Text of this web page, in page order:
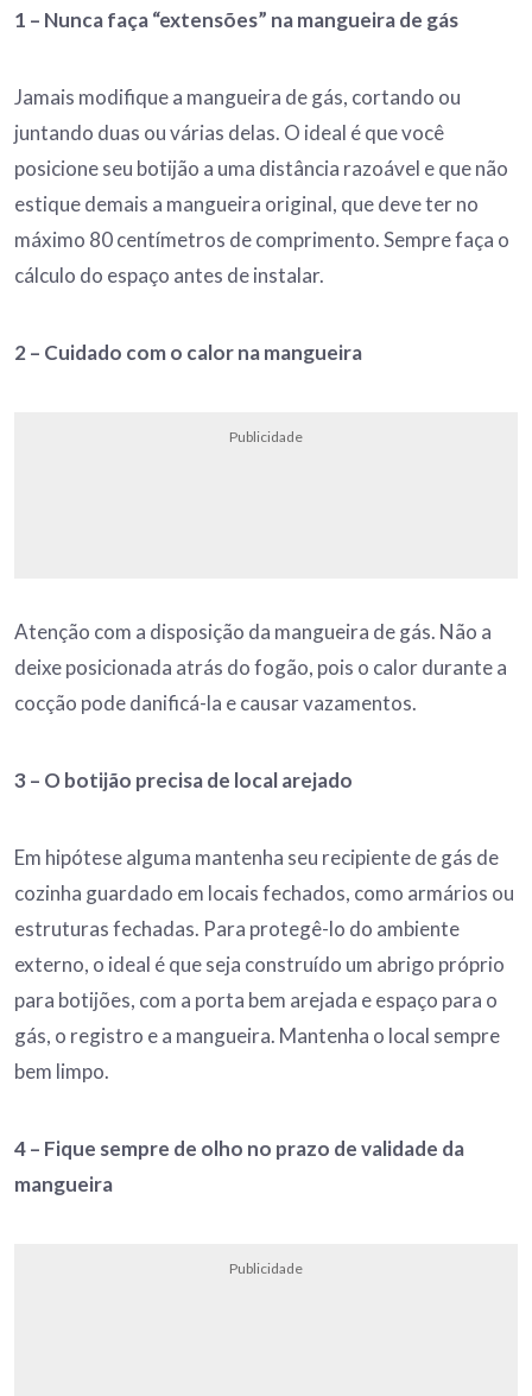
1 – Nunca faça “extensões” na mangueira de gás
Jamais modifique a mangueira de gás, cortando ou
juntando duas ou várias delas. O ideal é que você
posicione seu botijão a uma distância razoável e que não
estique demais a mangueira original, que deve ter no
máximo 80 centímetros de comprimento. Sempre faça o
cálculo do espaço antes de instalar.
2 – Cuidado com o calor na mangueira
Publicidade
Atenção com a disposição da mangueira de gás. Não a
deixe posicionada atrás do fogão, pois o calor durante a
cocção pode danificá-la e causar vazamentos.
3 – O botijão precisa de localarejado
Em hipótese alguma mantenha seu recipiente de gás de
cozinha guardado em locais fechados, como armários ou
estruturas fechadas. Para protegê-lo do ambiente
externo, o ideal é que seja construído um abrigo próprio
para botijões, com a porta bem arejada e espaço para o
gás, o registro e a mangueira. Mantenha o local sempre
bem limpo.
4 – Fique sempre de olho no prazo de validade da
mangueira
Publicidade